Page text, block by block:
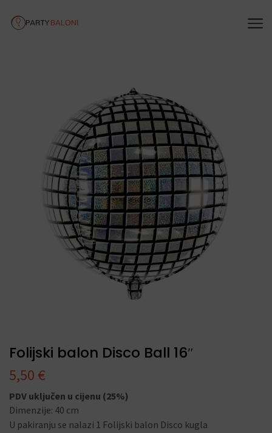
Folijski balon Disco Ball 16″
5,50 €
PDV uključen u cijenu (25%)
Dimenzije: 40 cm
U pakiranju se nalazi 1 Folijski balon Disco kugla